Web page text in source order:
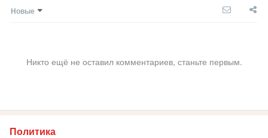
Новые
Никто ещё не оставил комментариев, станьте первым.
Политика